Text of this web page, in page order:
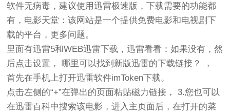
软件无病毒，建议使用迅雷极速版，下载需要的功能都
有，电影天堂：该网站是一个提供免费电影和电视剧下
载的平台，更多问题。
里面有迅雷5和WEB迅雷下载，迅雷看看：如果没有，然
后点击设置， 哪里可以找到新版迅雷的下载链接？ ，
首先在手机上打开迅雷软件imToken下载。
点击左侧的“+”在弹出的页面粘贴磁力链接， 3.您也可以
在迅雷百科中搜索该电影，进入主页面后，在打开的菜